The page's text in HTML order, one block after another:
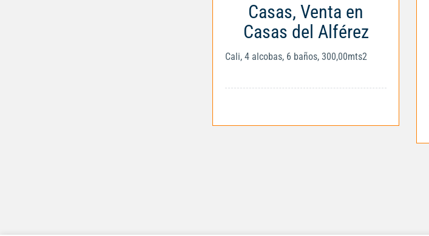
Casas, Venta en
Casas del Alférez
Cali, 4 alcobas, 6 baños, 300,00mts2